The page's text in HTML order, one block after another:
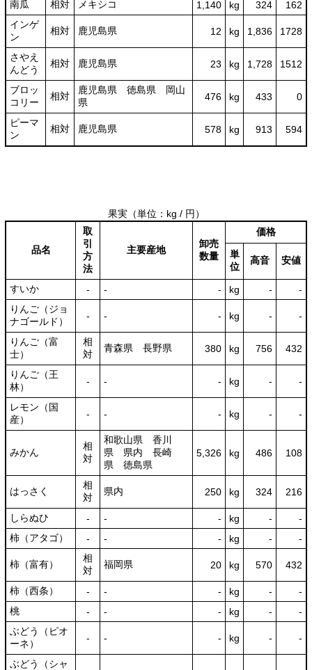
南瓜
相対 メキシコ 1,140 kg 324
162
インゲ
ン
相対 鹿児島県 12 kg 1,836 1728
さやえ
んどう
相対 鹿児島県 23 kg 1,728 1512
ブロッ
コリー
相対
鹿児島県 徳島県 岡山
県
476 kg 433 0
ピーマ
ン
相対 鹿児島県 578 kg 913 594
果実（単位：kg / 円）
品名
取
引
方
法
主要産地
卸売
数量
価格
単
位
高音 安値
すいか ‐ ‐ ‐ kg -
‐
りんご（ジョ
ナゴールド）
‐ ‐ ‐ kg - ‐
りんご（富
士）
相
対
青森県 長野県 380 kg 756 432
りんご（王
林）
‐ ‐ ‐ kg - ‐
レモン（国
産）
‐ ‐ ‐ kg - ‐
みかん
相
対
和歌山県 香川
県 県内 長崎
県 徳島県
5,326 kg 486 108
はっさく
相
対
県内 250 kg 324 216
しらぬひ ‐ ‐ ‐ kg -
‐
柿（アタゴ）
‐ ‐ ‐ kg - ‐
柿（富有）
相
対
福岡県 20 kg 570 432
柿（西条） ‐ ‐ ‐ kg -
‐
桃
‐ ‐ ‐ kg -
‐
ぶどう（ピオ
ーネ）
‐ ‐ ‐ kg - ‐
ぶどう（シャ